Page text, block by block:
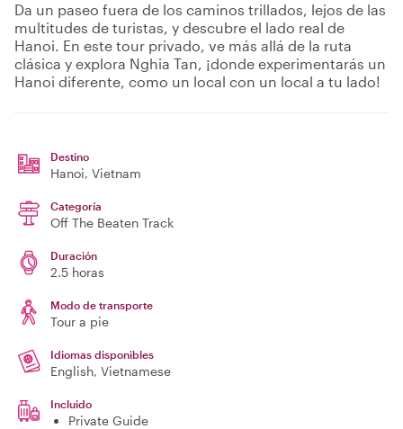
Da un paseo fuera de los caminos trillados, lejos de las
multitudes de turistas, y descubre el lado real de
Hanoi. En este tour privado, ve más allá de la ruta
clásica y explora Nghia Tan, ¡donde experimentarás un
Hanoi diferente, como un local con un local a tu lado!
Destino
Hanoi, Vietnam
Categoría
Off The Beaten Track
Duración
2.5 horas
Modo de transporte
Tour a pie
Idiomas disponibles
English, Vietnamese
Incluido
Private Guide